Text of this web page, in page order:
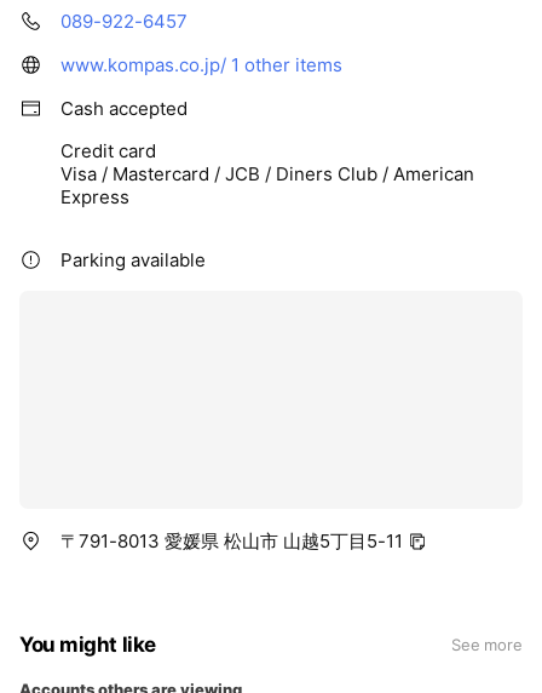
089-922-6457
www.kompas.co.jp/ 1 other items
Cash accepted
Credit card
Visa / Mastercard / JCB / Diners Club / American
Express
Parking available
〒791-8013 愛媛県 松山市 山越5丁目5-11
You might like See more
Accounts others are viewing